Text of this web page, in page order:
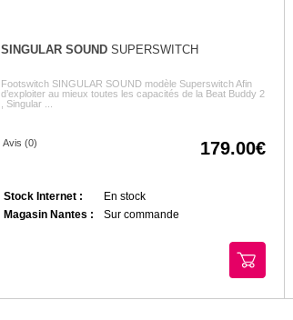
SINGULAR SOUNDSUPERSWITCH
Footswitch SINGULAR SOUND modèle Superswitch Afin
d’exploiter au mieux toutes les capacités de la Beat Buddy 2
, Singular ...
Avis (0) 179.00
Stock Internet :
En stock
Magasin Nantes :
Sur commande